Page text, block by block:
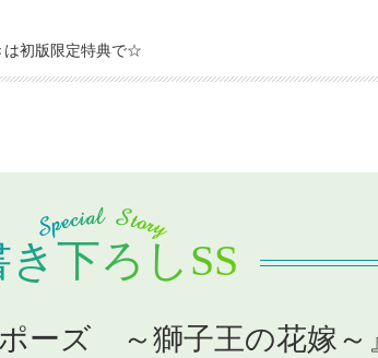
初版限定特典で☆
き下ろしSS
ーズ ～獅子王の花嫁～